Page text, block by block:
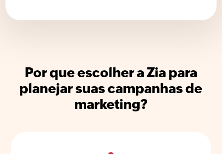
Por que escolher a Zia para
planejar suas campanhas de
marketing?